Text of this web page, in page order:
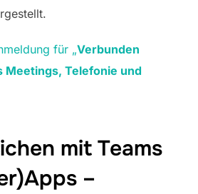
für „Verbunden
Meetings, Telefonie und
mit Teams
–